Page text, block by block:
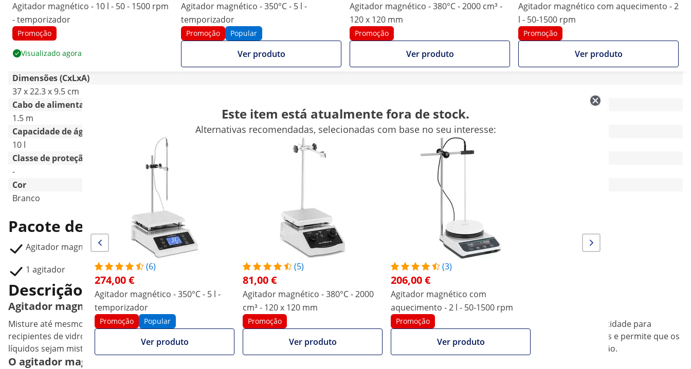
Agitador magnético - 10 l - 50 - 1500 rpm
- temporizador
Promoção
Visualizado agora
Agitador magnético - 350°C - 5 l -
temporizador
Promoção Popular
Ver produto
Agitador magnético - 380°C - 2000 cm³ -
120 x 120 mm
Promoção
Ver produto
Agitador magnético com aquecimento - 2
l - 50-1500 rpm
Promoção
Ver produto
Dimensões (CxLxA)
37 x 22.3 x 9.5 cm
Cabo de alimentação
1.5 m
-
Capacidade de água
10 l
Classe de proteção
-
Cor
Branco
Comparar mais atributos
Pacote de entrega
Agitador magnético SBS-MR-1500-1/10
1 agitador
Este item está atualmente fora de stock.
Alternativas recomendadas, selecionadas com base no seu interesse:
(6)
274,00 €
Agitador magnético - 350°C - 5 l -
temporizador
Promoção Popular
Ver produto
(5)
81,00 €
Agitador magnético - 380°C - 2000
cm³ - 120 x 120 mm
Promoção
Ver produto
(3)
206,00 €
Agitador magnético com
aquecimento - 2 l - 50-1500 rpm
Promoção
Ver produto
Descrição do Produto
Agitador magnético de laboratório para recipientes de grandes dimensões
Misture até mesmo grandes volumes de líquidos no seu laboratório com um agitador magnético de forma mais completa do que nunca. A base com capacidade para
recipientes de vidro até 10 l permite a mistura com um agitador de 60 mm de diâmetro. A vareta misturadora também pode rodar em recipientes fechados e permite que os
líquidos sejam misturados sem contacto direto com a substância. A placa de base tem um revestimento antiderrapante que também evita riscos e corrosão.
O agitador magnético de laboratório impressiona com resultados de mistura precisos